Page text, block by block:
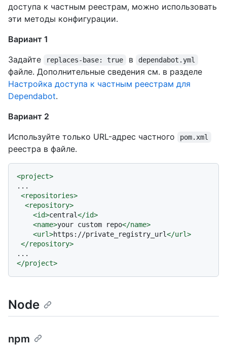
доступа к частным реестрам, можно использовать
эти методы конфигурации.
Вариант 1
Задайте
replaces-base: true в dependabot.yml
файле. Дополнительные сведения см. в разделе
Настройка доступа к частным реестрам для
Dependabot.
Вариант 2
Используйте только URL-адрес частного
pom.xml
реестра в файле.
<project>
...
<repositories>
<repository>
<id>central</id>
<name>your custom repo</name>
<url>https://private_registry_url</url>
</repository>
</project>
Node
npm